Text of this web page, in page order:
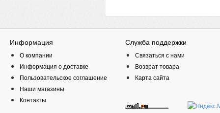
Информация
О компании
Информация о доставке
Пользовательское соглашение
Наши магазины
Контакты
Служба поддержки
Связаться с нами
Возврат товара
Карта сайта